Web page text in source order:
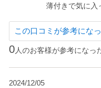
薄付きで気に入
この口コミが参考にな
0人のお客様が参考になっ
2024/12/05